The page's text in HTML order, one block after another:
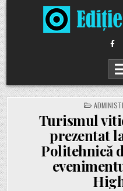
Skip
to
content
POSTED
IN
Turismul
prezentat
Politehnică